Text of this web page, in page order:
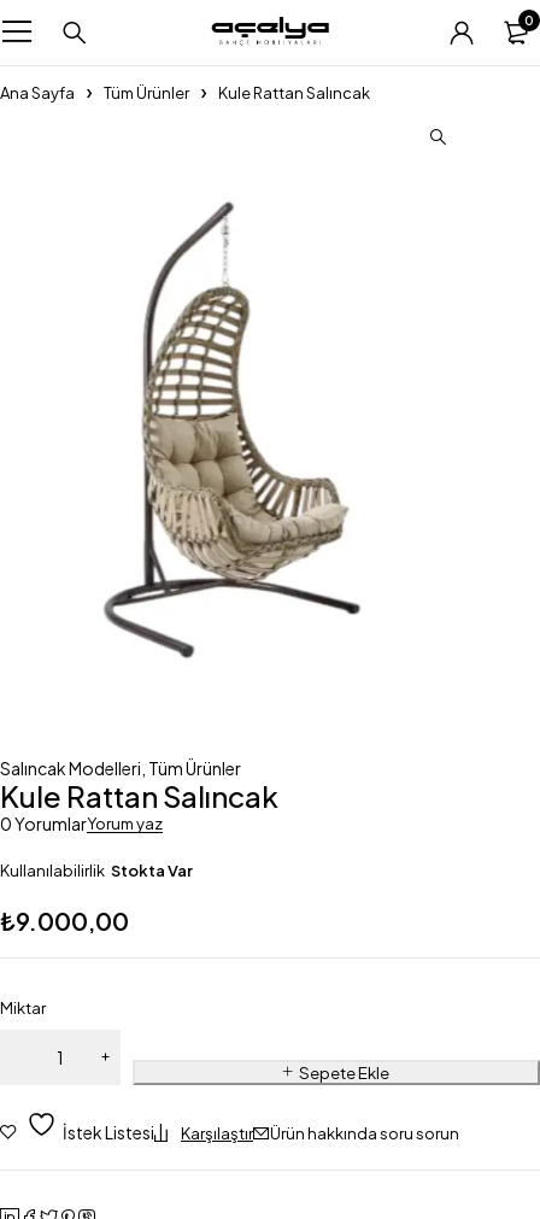
0
Ana Sayfa Tüm Ürünler Kule Rattan Salıncak
Salıncak Modelleri Tüm Ürünler
Kule Rattan Salıncak
0 YorumlarYorum yaz
Kullanılabilirlik Stokta Var
₺9.000,00
Miktar
Sepete Ekle
İstek Listesi Karşılaştır Ürün hakkında soru sorun